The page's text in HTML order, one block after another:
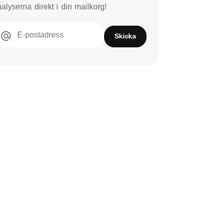
direkt i din mailkorg!
E-postadress Skicka